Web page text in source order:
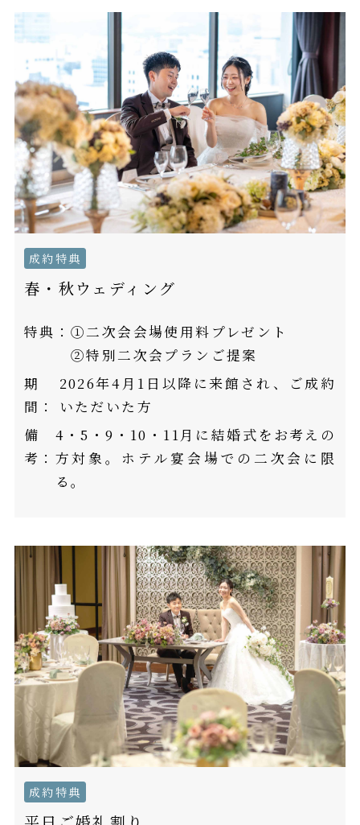
成約特典
春・秋ウェディング
特典： ①二次会会場使用料プレゼント
②特別二次会プランご提案
期
間：
2026年4月1日以降に来館され、ご成約
いただいた方
備
考：
4・5・9・10・11月に結婚式をお考えの
方対象。ホテル宴会場での二次会に限
る。
成約特典